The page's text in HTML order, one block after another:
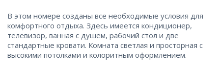
В этом номере созданы все необходимые условия для
комфортного отдыха. Здесь имеется кондиционер,
телевизор, ванная с душем, рабочий стол и две
стандартные кровати. Комната светлая и просторная с
высокими потолками и колоритным оформлением.